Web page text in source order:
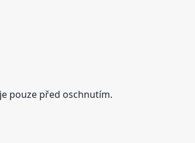
pouze před oschnutím.